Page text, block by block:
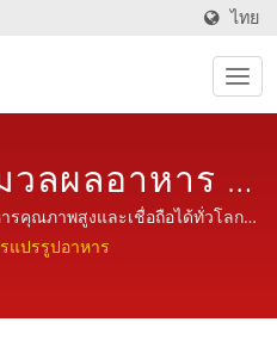
ไทย
วลผลอาหาร /
ประมวลผล
งผสมอาหาร
ระมวลผล
รคุณภาพสูงและเชื่อถือได้ทั่วโลก
มีประสบการณ์
รแปรรูปอาหาร